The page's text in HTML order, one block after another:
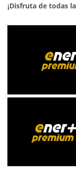
¡Disfruta de todas